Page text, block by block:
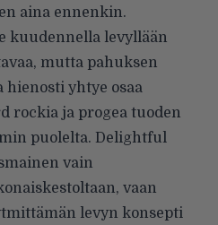
aina ennenkin.
kuudennella levyllään
mutta pahuksen
yhtye osaa
rockia ja progea tuoden
puolelta. Delightful
vain
vaan
levyn konsepti